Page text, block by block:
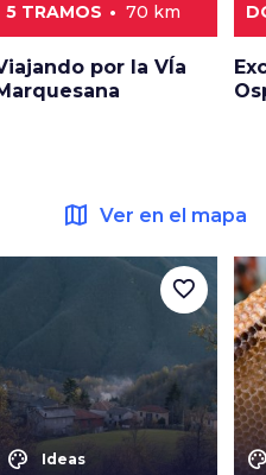
5 TRAMOS 70 km
por la VÍa
map Ver en el mapa
color_lens Ideas
favorite_border